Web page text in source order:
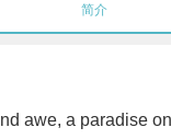
简介
awe, a paradise